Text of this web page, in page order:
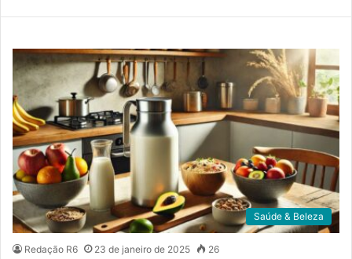
Saúde & Beleza
Redação R6 23 de janeiro de 2025 26